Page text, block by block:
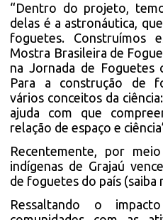
“Dentro do projeto,
delas é a astronáutica,
foguetes. Construímos
Mostra Brasileira de
na Jornada de Foguetes
Para a construção de
vários conceitos da
ajuda com que
relação de espaço e
Recentemente, por
indígenas de Grajaú
de foguetes do país (saiba
Ressaltando o